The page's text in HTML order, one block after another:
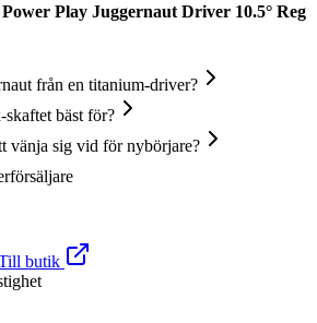
Power Play Juggernaut Driver 10.5° Reg
från en titanium-driver?
skaftet bäst för?
vänja sig vid för nybörjare?
butik